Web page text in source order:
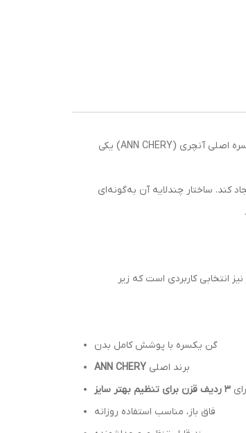
و هم بعد از زایمان یا جراحی‌های زیبایی، بدن را به‌صورت یکنواخت فرم بدهد، گن یکسره اصلی آنچری (ANN CHERY) یکی
کند. ساختار چندلایه آن به‌گونه‌ای
انتخابی کاربردی است که زیر
گن یکسره با پوشش کامل بدن
برند اصلی ANN CHERY
۳ ردیف قزن برای تنظیم بهتر سایز
فاق باز، مناسب استفاده روزانه